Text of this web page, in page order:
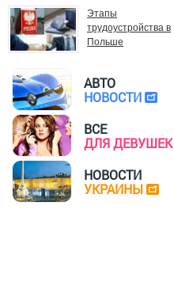
Этапы
трудоустройства в
Польше
АВТО
НОВОСТИ
ВСЕ
ДЛЯ ДЕВУШЕК
НОВОСТИ
УКРАИНЫ